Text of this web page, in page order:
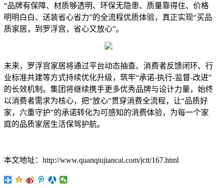
“品牌有保障、材质够透明、环保无隐患、质量靠得住、价格
明明白白、送装省心省力”的全流程优质体验，真正实现“买品
质家居，到罗浮宫，省心又放心”。
未来，罗浮宫家居将通过平台动态抽查、消费者反馈闭环、行
业标准共建等方式持续优化升级，筑牢“承诺-执行-监督-改进”
的长效机制。集团将继续携手更多优秀品牌与设计力量，始终
以消费者需求为核心，把“放心”贯穿消费全流程，让“品质好
家，六重守护”的承诺转化为可感知的消费体验，为每一个家
庭的品质家居生活保驾护航。
本文地址：http://www.quanqiujiancai.com/jctt/167.html